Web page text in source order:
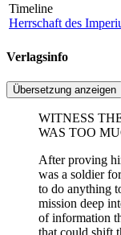
Timeline
Herrschaft des
Verlagsinfo
Übersetzung anzeigen
WITNESS
WAS TOO
After proving
was a soldier
to do anything
mission deep
of information